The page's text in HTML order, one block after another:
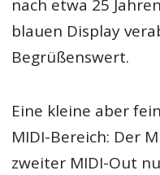
nach etwa 25
blauen Display
Begrüßenswert.
Eine kleine aber
MIDI-Bereich: Der
zweiter MIDI-Out